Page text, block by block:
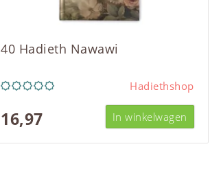
40 Hadieth Nawawi
Hadiethshop
16,97 In winkelwagen